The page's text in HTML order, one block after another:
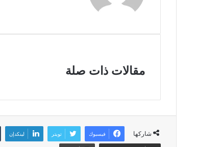
مقالات ذات صلة
شاركها فيسبوك تويتر لينكدإن